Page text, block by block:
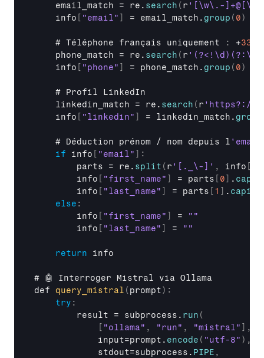
email_match = re . search ( r '[\w\.-
info
"email" = email_match . group ( 0)
    #
Téléphone français uniquement : +33
phone_match = re . search ( r
info
"phone" = phone_match . group ( 0)
    #
Profil LinkedIn
linkedin_match = re . search ( r 'https?://
info
"linkedin" = linkedin_match . group
    #
Déduction prénom / nom depuis l
if
info "email"
:
parts = re . split ( r '[._\-]' , info
info
"first_name" = parts 0 .
info
"last_name" = parts 1 .
else :
info
"first_name" =
""
info
"last_name" = ""
return info
# 🤖 Interroger Mistral via Ollama
def query_mistral ( prompt) :
try :
result = subprocess . run (
"ollama" , "run" , "mistral"
,
input=prompt . encode ( "utf-8" ) ,
stdout=subprocess . PIPE ,